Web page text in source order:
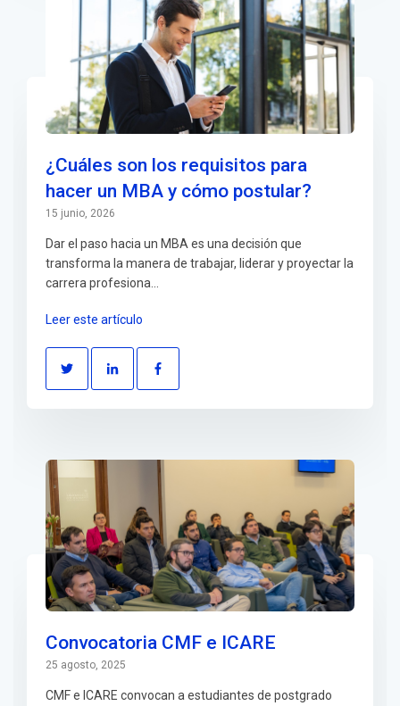
¿Cuáles son los requisitos para
hacer un MBA y cómo postular?
15 junio, 2026
Dar el paso hacia un MBA es una decisión que
transforma la manera de trabajar, liderar y proyectar la
carrera profesiona...
Leer este artículo
Convocatoria CMF e ICARE
25 agosto, 2025
CMF e ICARE convocan a estudiantes de postgrado